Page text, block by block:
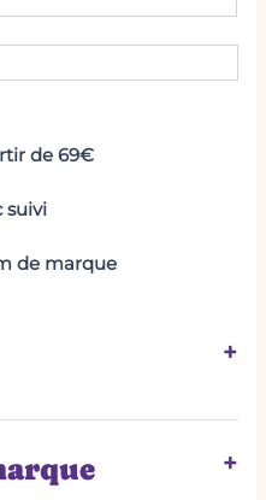
de 69€
suivi
de marque
+
et
la peau douce et
+